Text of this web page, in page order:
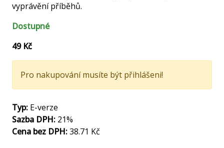
vyprávění příběhů.
Dostupné
49 Kč
Pro nakupování musíte být přihlášeni!
Typ: E-verze
Sazba DPH: 21%
Cena bez DPH:38.71 Kč